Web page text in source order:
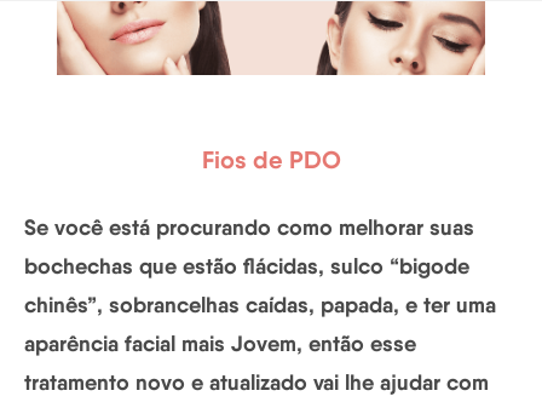
Fios de PDO
Se você está procurando como melhorar suas
bochechas que estão flácidas, sulco “bigode
chinês”, sobrancelhas caídas, papada, e ter uma
aparência facial mais Jovem, então esse
tratamento novo e atualizado vai lhe ajudar com